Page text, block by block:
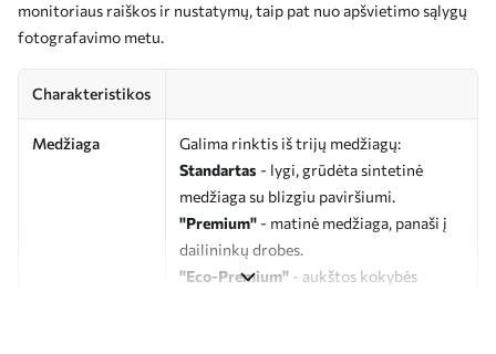
monitoriaus raiškos ir nustatymų, taip pat nuo apšvietimo sąlygų
fotografavimo metu.
Charakteristikos
Medžiaga
Galima rinktis iš trijų medžiagų:
Standartas - lygi, grūdėta sintetinė
medžiaga su blizgiu paviršiumi.
"Premium" - matinė medžiaga, panaši į
dailininkų drobes.
"Eco-Premium" - aukštos kokybės